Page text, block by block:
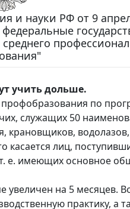
и науки РФ от 9
учить дольше.
по
служащих 50
крановщиков, водолазов,
касается лиц,
е. имеющих основное
на 5 месяцев.
практику, а